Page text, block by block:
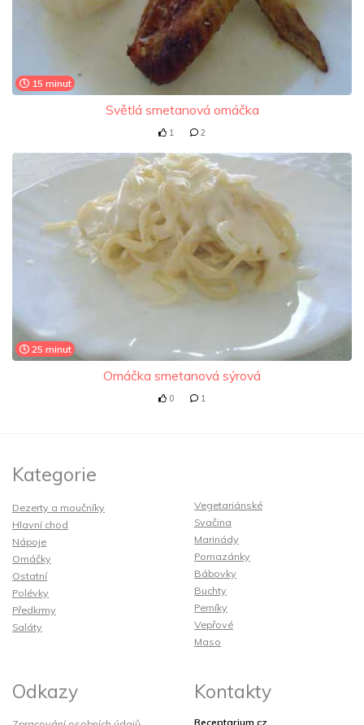
15 minut
Světlá smetanová omáčka
1 2
25 minut
Omáčka smetanová sýrová
0 1
Kategorie
Dezerty a moučníky
Hlavní chod
Nápoje
Omáčky
Ostatní
Polévky
Předkrmy
Saláty
Vegetariánské
Svačina
Marinády
Pomazánky
Bábovky
Buchty
Perníky
Vepřové
Maso
Odkazy Kontakty
Receptarium.cz